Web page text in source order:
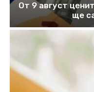
От 9 август
ще